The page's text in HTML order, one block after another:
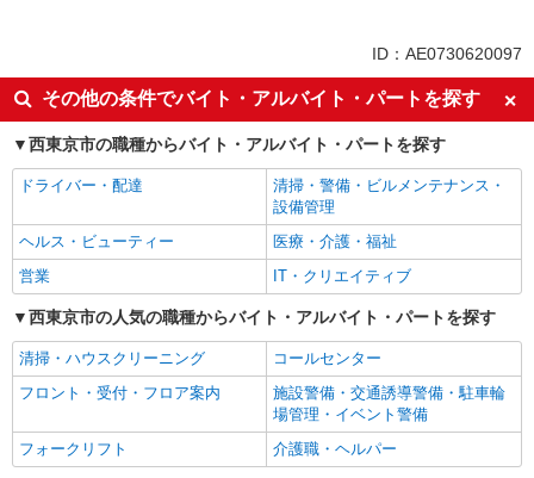
入社日応相談
未経験歓迎
経験者・有資格者歓迎
新卒・第二新卒歓迎
女性活躍中
主婦・主夫歓迎
フリーター歓迎
学歴不問
ブランクOK
ミドル（40代～）活躍中
エルダー（50代～）活躍中
シニア（60代～）活躍中
高収入・高額
ボーナス・賞与あり
昇給あり
完全週休2日制
フルタイム歓迎
禁煙・分煙
駅直結・駅チカ
車通勤OK
バイク通勤OK
自転車通勤OK
残業少なめ（月20h未満）
交通費支給
ID：AE0730620097
その他の条件でバイト・アルバイト・パートを探す
西東京市の職種からバイト・アルバイト・パートを探す
ドライバー・配達
清掃・警備・ビルメンテナンス・
設備管理
ヘルス・ビューティー
医療・介護・福祉
営業
IT・クリエイティブ
西東京市の人気の職種からバイト・アルバイト・パートを探す
清掃・ハウスクリーニング
コールセンター
フロント・受付・フロア案内
施設警備・交通誘導警備・駐車輪
場管理・イベント警備
フォークリフト
介護職・ヘルパー